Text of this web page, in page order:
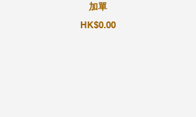
加單
HK$0.00